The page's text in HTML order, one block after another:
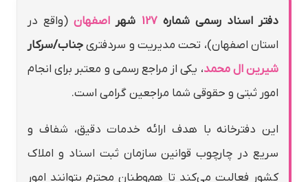
دفتر اسناد رسمی شماره127 شهر اصفهان(واقع در
استان اصفهان)، تحت مدیریت و سردفتریجناب/سرکار
شيرين ال محمد، یکی از مراجع رسمی و معتبر برای انجام
امور ثبتی و حقوقی شما مراجعین گرامی است.
این دفترخانه با هدف ارائه خدمات دقیق، شفاف و
سریع در چارچوب قوانین سازمان ثبت اسناد و املاک
کشور فعالیت می‌کند تا هم‌وطنان محترم بتوانند امور